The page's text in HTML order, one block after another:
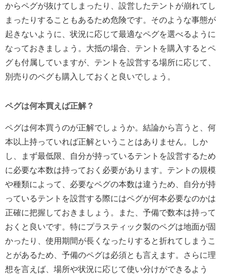
からペグが抜けてしまったり、設営したテントが崩れてし
まったりすることもあるため危険です。そのような事態が
起きないように、状況に応じて最適なペグを選べるように
なっておきましょう。大抵の場合、テントを購入するとペ
グも付属していますが、テントを設営する場所に応じて、
別売りのペグも購入しておくと良いでしょう。
ペグは何本買えば正解？
ペグは何本買うのが正解でしょうか。結論から言うと、何
本以上持っていれば正解ということはありません。しか
し、まず最低限、自分が持っているテントを設営するため
に必要な本数は持っておく必要があります。テントの規模
や種類によって、必要なペグの本数は違うため、自分が持
っているテントを設営する際にはペグが何本必要なのかは
正確に把握しておきましょう。また、予備で数本は持って
おくと良いです。特にプラスティック製のペグは地面が固
かったり、使用期間が長くなったりすると折れてしまうこ
とがあるため、予備のペグは必須とも言えます。さらに理
想を言えば、場所や状況に応じて使い分けができるよう